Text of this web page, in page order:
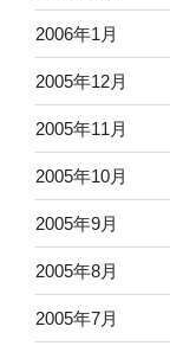
2006年1月
2005年12月
2005年11月
2005年10月
2005年9月
2005年8月
2005年7月